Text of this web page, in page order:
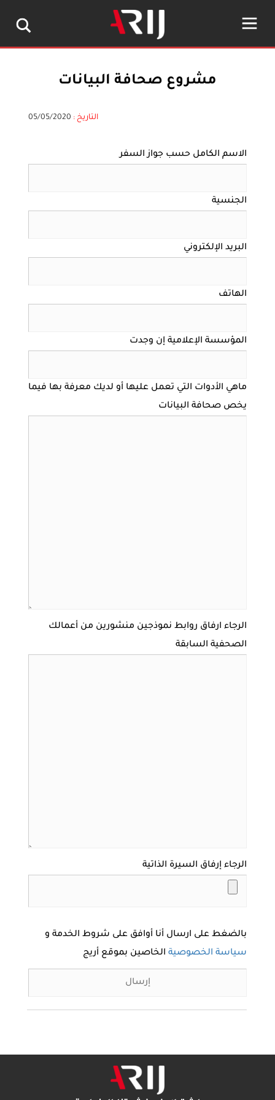
مشروع صحافة البيانات
التاريخ : 05/05/2020
الاسم الكامل حسب جواز السفر
الجنسية
البريد الإلكتروني
الهاتف
المؤسسة الإعلامية إن وجدت
ماهي الأدوات التي تعمل عليها أو لديك معرفة بها فيما
يخص صحافة البيانات
الرجاء ارفاق روابط نموذجين منشورين من أعمالك
الصحفية السابقة
الرجاء إرفاق السيرة الذاتية
بالضغط على ارسال أنا أوافق على شروط الخدمة و
سياسة الخصوصيةالخاصين بموقع أريج